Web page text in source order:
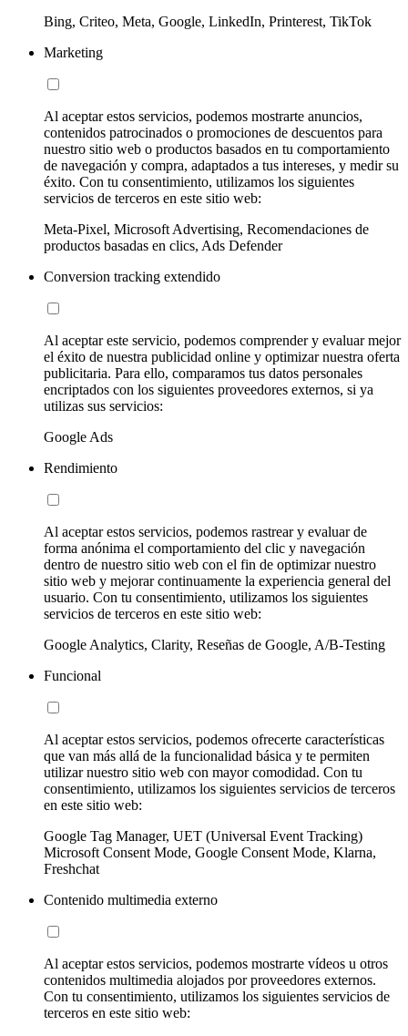
Bing, Criteo, Meta, Google, LinkedIn, Printerest, TikTok
Marketing
Al aceptar estos servicios, podemos mostrarte anuncios,
contenidos patrocinados o promociones de descuentos para
nuestro sitio web o productos basados en tu comportamiento
de navegación y compra, adaptados a tus intereses, y medir su
éxito. Con tu consentimiento, utilizamos los siguientes
servicios de terceros en este sitio web:
Meta-Pixel, Microsoft Advertising, Recomendaciones de
productos basadas en clics, Ads Defender
Conversion tracking extendido
Al aceptar este servicio, podemos comprender y evaluar mejor
el éxito de nuestra publicidad online y optimizar nuestra oferta
publicitaria. Para ello, comparamos tus datos personales
encriptados con los siguientes proveedores externos, si ya
utilizas sus servicios:
Google Ads
Rendimiento
Al aceptar estos servicios, podemos rastrear y evaluar de
forma anónima el comportamiento del clic y navegación
dentro de nuestro sitio web con el fin de optimizar nuestro
sitio web y mejorar continuamente la experiencia general del
usuario. Con tu consentimiento, utilizamos los siguientes
servicios de terceros en este sitio web:
Google Analytics, Clarity, Reseñas de Google, A/B-Testing
Funcional
Al aceptar estos servicios, podemos ofrecerte características
que van más allá de la funcionalidad básica y te permiten
utilizar nuestro sitio web con mayor comodidad. Con tu
consentimiento, utilizamos los siguientes servicios de terceros
en este sitio web:
Google Tag Manager, UET (Universal Event Tracking)
Microsoft Consent Mode, Google Consent Mode, Klarna,
Freshchat
Contenido multimedia externo
Al aceptar estos servicios, podemos mostrarte vídeos u otros
contenidos multimedia alojados por proveedores externos.
Con tu consentimiento, utilizamos los siguientes servicios de
terceros en este sitio web: